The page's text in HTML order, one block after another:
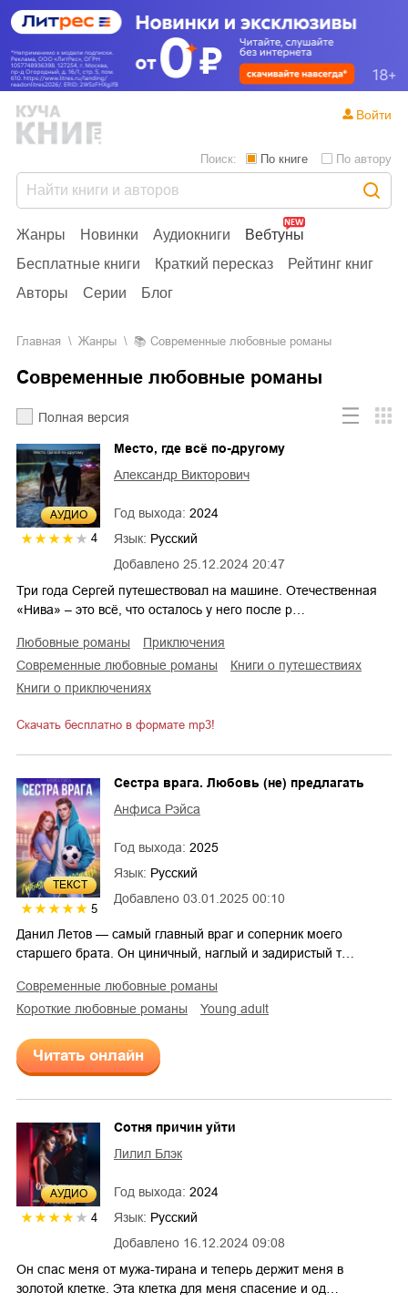
Жанры Новинки Аудиокниги
Вебтуны
Бесплатные книги
Краткий пересказ
Рейтинг книг
Авторы
Серии Блог
Поиск: По книге По автору
Войти
Главная Жанры Современные любовные романы
Современные любовные романы
Полная версия
AУДИО
4
Добавлено 25.12.2024 20:47
Место, где всё по-другому
Александр Викторович
Год выхода: 2024
Язык: Русский
Три года Сергей путешествовал на машине. Отечественная
«Нива» – это всё, что осталось у него после р…
любовные романы
приключения
современные любовные романы
книги о путешествиях
книги о приключениях
Скачать бесплатно в формате mp3!
ТЕКСТ
5
Добавлено 03.01.2025 00:10
Сестра врага. Любовь (не) предлагать
Анфиса Рэйса
Год выхода: 2025
Язык: Русский
Данил Летов — самый главный враг и соперник моего
старшего брата. Он циничный, наглый и задиристый т…
современные любовные романы
короткие любовные романы
young adult
Читать онлайн
AУДИО
4
Добавлено 16.12.2024 09:08
Сотня причин уйти
Лилил Блэк
Год выхода: 2024
Язык: Русский
Он спас меня от мужа-тирана и теперь держит меня в
золотой клетке. Эта клетка для меня спасение и од…